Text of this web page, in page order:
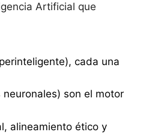
Artificial que
cada una
son el motor
alineamiento ético y